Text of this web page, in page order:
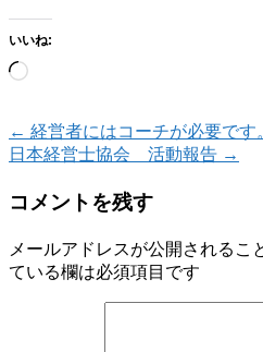
いいね:
読
み
中…
← 経営者にはコーチが必要です
日本経営士協会 活動報告 →
コメントを残す
メールアドレスが公開されるこ
ている欄は必須項目です